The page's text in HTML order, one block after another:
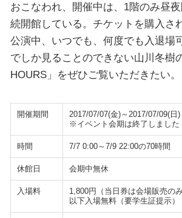
おこなわれ、開催中は、1階のみ昼
続開館している。チケットを購入さ
公演中、いつでも、何度でも入退場
でしか見ることのできない山川冬樹
HOURS」をぜひご覧いただきたい。
開催期間
2017/07/07(金)～2017/07/09(日)
※イベント会期は終了しました
時間 7/7 0:00～7/9 22:00の70時間
休館日 会期中無休
入場料
1,800円（当日券は会場販売の
以下入場無料（要学生証提示）